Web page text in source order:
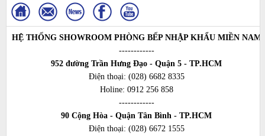
HỆ THỐNG SHOWROOM PHÒNG BẾP NHẬP KHẨU MIỀN NAM
------------
952 đường Trần Hưng Đạo - Quận 5 - TP.HCM
Điện thoại: (028) 6682 8335
Holine: 0912 256 858
------------
90 Cộng Hòa - Quận Tân Bình - TP.HCM
Điện thoại: (028) 6672 1555